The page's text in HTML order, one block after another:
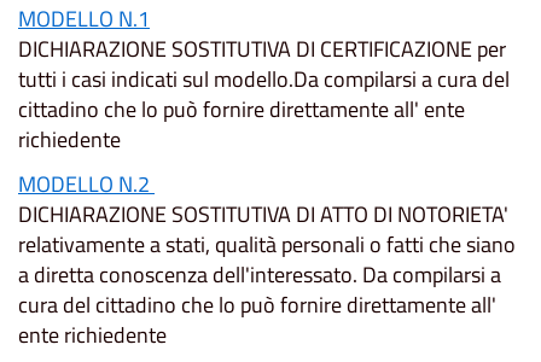
MODELLO N.1
DICHIARAZIONE SOSTITUTIVA DI CERTIFICAZIONE per
tutti i casi indicati sul modello.Da compilarsi a cura del
cittadino che lo può fornire direttamente all' ente
richiedente
MODELLO N.2
DICHIARAZIONE SOSTITUTIVA DI ATTO DI NOTORIETA'
relativamente a stati, qualità personali o fatti che siano
a diretta conoscenza dell'interessato. Da compilarsi a
cura del cittadino che lo può fornire direttamente all'
ente richiedente